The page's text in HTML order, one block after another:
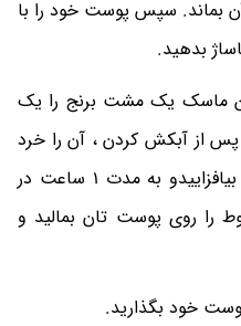
20 دقیقه روی آن بماند. سپس پوست خود را با
بدهید.
ماسک یک مشت برنج را یک
از آبکش کردن ، آن را خرد
کنید و چند قطره آب لیمو به آن بیافزاییدو به مدت 1 ساعت در
را روی پوست تان بمالید و